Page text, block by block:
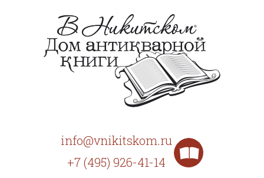
info@vnikitskom.ru
+7 (495) 926-41-14